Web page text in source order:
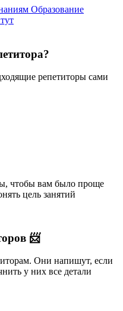
Образование
репетиторы сами
чтобы вам было проще
цель занятий
📨
Они напишут, если
у них все детали